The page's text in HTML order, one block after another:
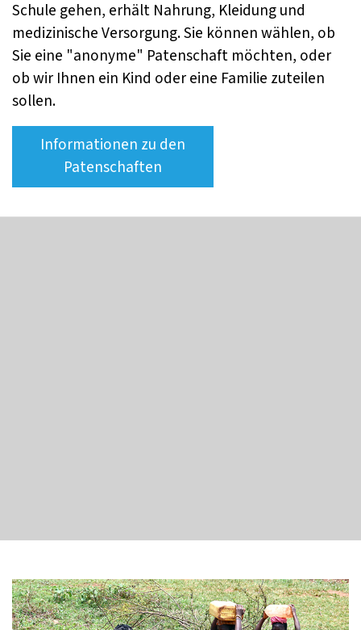
Schule gehen, erhält Nahrung, Kleidung und
medizinische Versorgung. Sie können wählen, ob
Sie eine "anonyme" Patenschaft möchten, oder
ob wir Ihnen ein Kind oder eine Familie zuteilen
sollen.
Informationen zu den
Patenschaften